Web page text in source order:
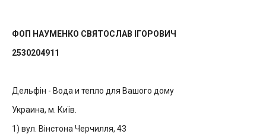
ФОП НАУМЕНКО СВЯТОСЛАВ ІГОРОВИЧ
2530204911
Дельфін - Вода и тепло для Вашого дому
Украина, м. Київ.
1) вул. Вінстона Черчилля, 43